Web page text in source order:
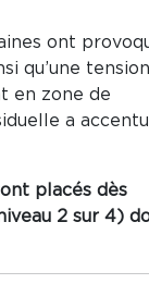
ont
qu’une tension
en zone de
a
placés dès
2 sur 4)